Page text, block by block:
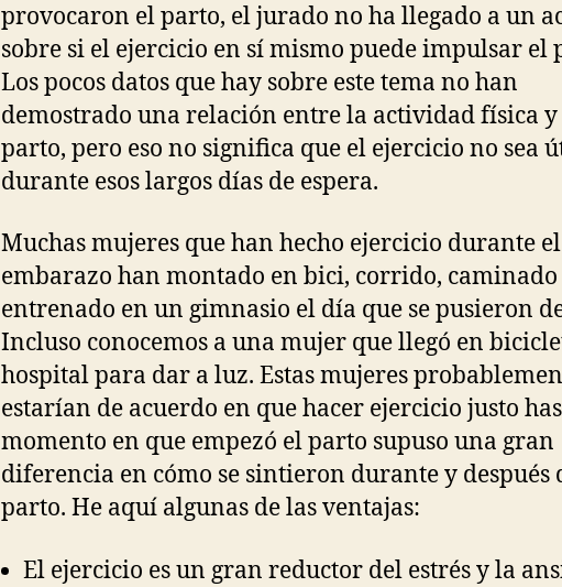
provocaron el parto, el jurado no ha llegado a un
sobre si el ejercicio en sí mismo puede impulsar el
Los pocos datos que hay sobre este tema no han
demostrado una relación entre la actividad física y
parto, pero eso no significa que el ejercicio no sea
durante esos largos días de espera.
Muchas mujeres que han hecho ejercicio durante el
embarazo han montado en bici, corrido, caminado
entrenado en un gimnasio el día que se pusieron
Incluso conocemos a una mujer que llegó en
hospital para dar a luz. Estas mujeres
estarían de acuerdo en que hacer ejercicio justo
momento en que empezó el parto supuso una gran
diferencia en cómo se sintieron durante y después
parto. He aquí algunas de las ventajas:
El ejercicio es un gran reductor del estrés y la